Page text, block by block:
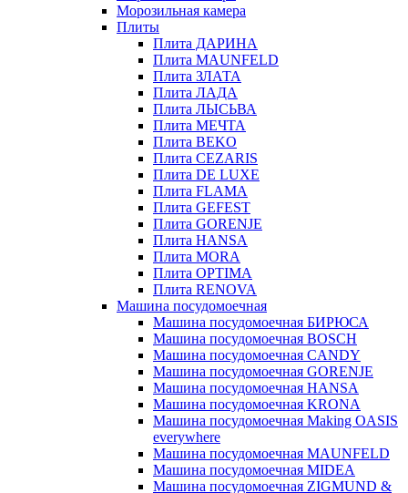
Морозильная камера
Плиты
Плита ДАРИНА
Плита MAUNFELD
Плита ЗЛАТА
Плита ЛАДА
Плита ЛЫСЬВА
Плита МЕЧТА
Плита BEKO
Плита CEZARIS
Плита DE LUXE
Плита FLAMA
Плита GEFEST
Плита GORENJE
Плита HANSA
Плита MORA
Плита OPTIMA
Плита RENOVA
Машина посудомоечная
Машина посудомоечная БИРЮСА
Машина посудомоечная BOSCH
Машина посудомоечная CANDY
Машина посудомоечная GORENJE
Машина посудомоечная HANSA
Машина посудомоечная KRONA
Машина посудомоечная Making OASIS
everywhere
Машина посудомоечная MAUNFELD
Машина посудомоечная MIDEA
Машина посудомоечная ZIGMUND &